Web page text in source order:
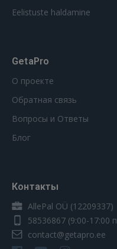
Eelistuste haldamine
GetaPro
О проекте
Обратная связь
Вопросы и Ответы
Блог
Контакты
AllePal OÜ (12209337)
58536867 (9:00-17:00
contact@getapro.ee